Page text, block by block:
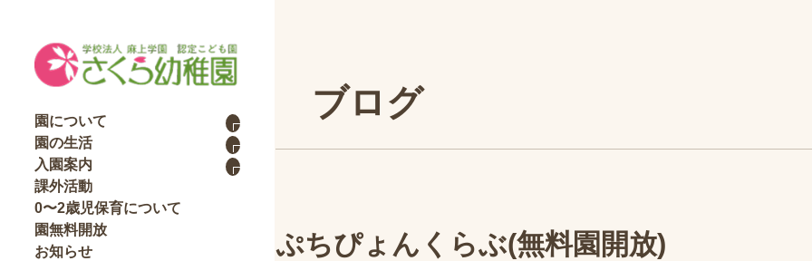
園について
園の生活
入園案内
課外活動
0〜2歳児保育について
園無料開放
お知らせ
ブログ
ぷちぴょんくらぶ(無料園開放)